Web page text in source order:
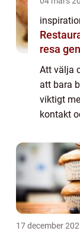
resa
Att välja
att bara
viktigt
kontakt
med
17 december